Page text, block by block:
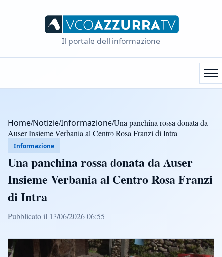
Il portale dell'informazione
Home/Notizie/Informazione/Una panchina rossa donata da
Auser Insieme Verbania al Centro Rosa Franzi di Intra
Informazione
Una panchina rossa donata da Auser
Insieme Verbania al Centro Rosa Franzi
di Intra
Pubblicato il 13/06/2026 06:55